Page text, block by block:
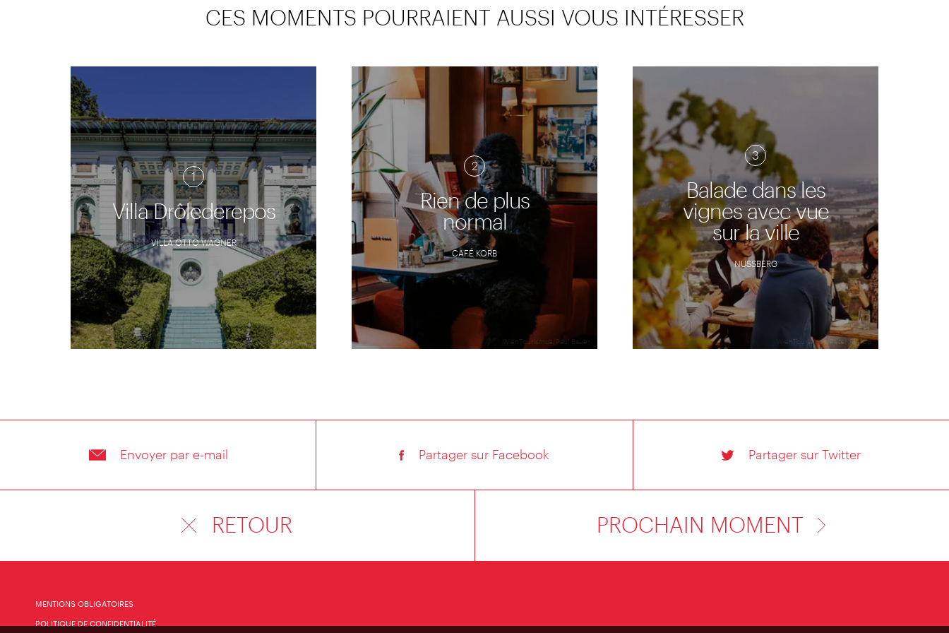
CES MOMENTS POURRAIENT AUSSI VOUS INTÉRESSER
© WienTourismus/Christian Stemper
1
Villa Drôlederepos
VILLA OTTO WAGNER
WienTourismus/Paul Bauer
2
Rien de plus
normal
CAFÉ KORB
WienTourismus/Peter Rigaud
3
Balade dans les
vignes avec vue
sur la ville
NUSSBERG
Envoyer par e-mail Partager sur Facebook Partager sur Twitter
RETOUR PROCHAIN MOMENT
MENTIONS OBLIGATOIRES
POLITIQUE DE CONFIDENTIALITÉ